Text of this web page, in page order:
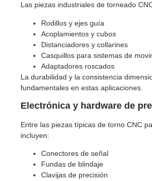
Las piezas industriales de torneado
Rodillos y ejes guía
Acoplamientos y cubos
Distanciadores y collarines
Casquillos para sistemas de
Adaptadores roscados
La durabilidad y la consistencia
fundamentales en estas aplicaciones.
Electrónica y hardware de
Entre las piezas típicas de torno CNC
incluyen:
Conectores de señal
Fundas de blindaje
Clavijas de precisión